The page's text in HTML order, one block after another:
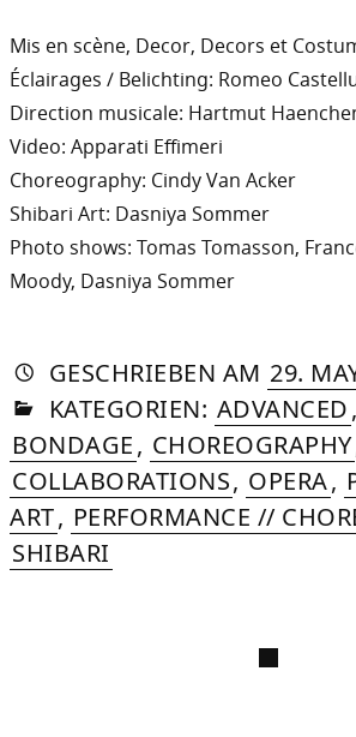
Mis en scène, Decor, Decors et
Éclairages / Belichting: Romeo
Direction musicale: Hartmut
Video: Apparati Effimeri
Choreography: Cindy Van Acker
Shibari Art: Dasniya Sommer
Photo shows: Tomas Tomasson,
Moody, Dasniya Sommer
GESCHRIEBEN VON
AUTORIN
DASNIYA
SOMMER
AM 29.
IN
KATEGORIEN: ADVANCED,
BONDAGE, CHOREOGRAPHY
COLLABORATIONS, OPERA,
ART, PERFORMANCE //
SHIBARI